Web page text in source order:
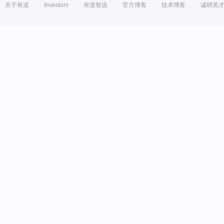
关于有道 Investors 有道智选 官方博客 技术博客 诚聘英才